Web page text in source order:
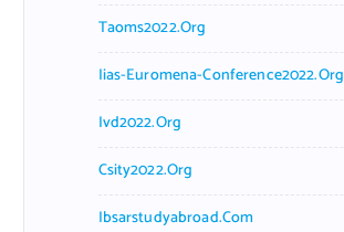
Taoms2022.org
Iias-Euromena-Conference2022.org
Ivd2022.org
Csity2022.org
Ibsarstudyabroad.com